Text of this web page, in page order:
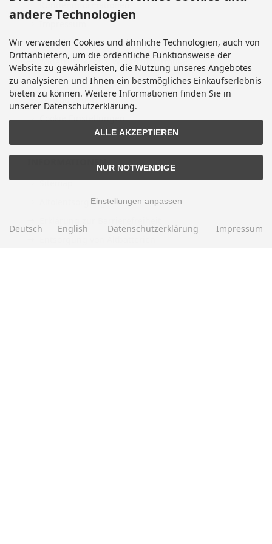
Kontakt
Widerrufsrecht & Widerrufsformular
Lieferzeit
Vertrag widerrufen
Cookie Einstellungen
INFORMATIONEN
Sitemap
Altölentsorgung
andere Technologien
Wir verwenden Cookies und ähnliche Technologien, auch von
Drittanbietern, um die ordentliche Funktionsweise der
Website zu gewährleisten, die Nutzung unseres Angebotes
zu analysieren und Ihnen ein bestmögliches Einkaufserlebnis
bieten zu können. Weitere Informationen finden Sie in
unserer Datenschutzerklärung.
ALLE AKZEPTIEREN
NUR NOTWENDIGE
Einstellungen anpassen
Deutsch English Datenschutzerklärung Impressum